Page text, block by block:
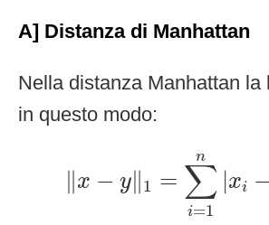
A] Distanza di Manhattan
Nella distanza Manhattan la
in questo modo:
∥x − y∥1 =
n
∑
i=1
|xi −
=1